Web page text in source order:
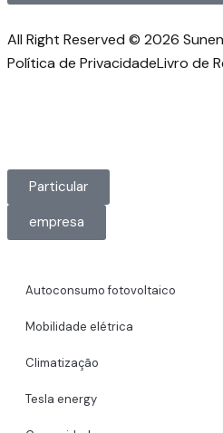
All Right Reserved © 2026
Política de PrivacidadeLivro de
Particular
empresa
Autoconsumo fotovoltaico
Mobilidade elétrica
Climatização
Tesla energy